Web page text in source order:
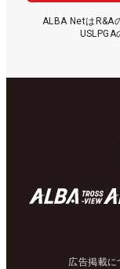
ALBA NetはR&A
広告掲載に